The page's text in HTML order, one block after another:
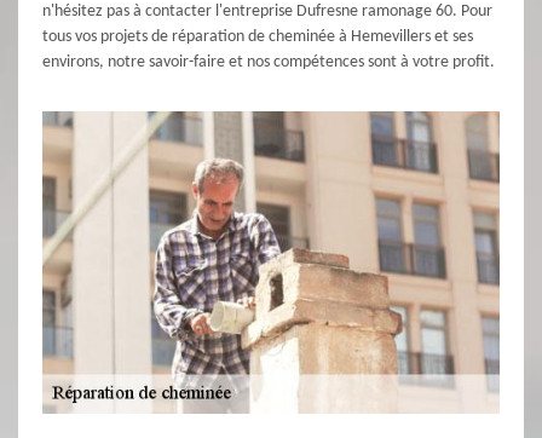
n'hésitez pas à contacter l'entreprise Dufresne ramonage 60. Pour
tous vos projets de réparation de cheminée à Hemevillers et ses
environs, notre savoir-faire et nos compétences sont à votre profit.